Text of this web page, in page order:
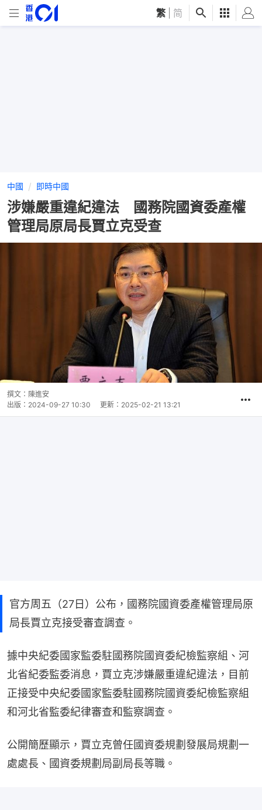
繁 简
中國 即時中國
涉嫌嚴重違紀違法 國務院國資委產權
管理局原局長賈立克受查
撰文： 陳進安
出版： 2024-09-27 10:30 更新： 2025-02-21 13:21
官方周五（27日）公布，國務院國資委產權管理局原
局長賈立克接受審查調查。
據中央紀委國家監委駐國務院國資委紀檢監察組、河
北省紀委監委消息，賈立克涉嫌嚴重違紀違法，目前
正接受中央紀委國家監委駐國務院國資委紀檢監察組
和河北省監委紀律審查和監察調查。
公開簡歷顯示，賈立克曾任國資委規劃發展局規劃一
處處長、國資委規劃局副局長等職。